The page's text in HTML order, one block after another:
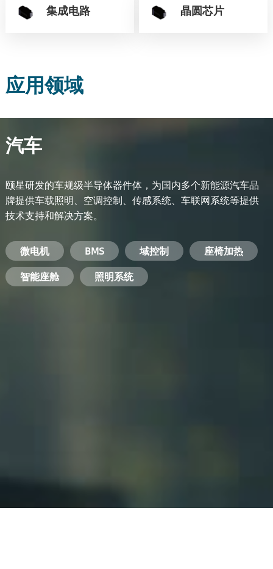
集成电路 晶圆芯片
应用领域
汽车
颐星研发的车规级半导体器件体，为国内多个新能源汽车品
牌提供车载照明、空调控制、传感系统、车联网系统等提供
技术支持和解决方案。
微电机 BMS 域控制
座椅加热
智能座舱
照明系统
电池管理系统
储能逆变器
工业电焊机 变频器
电机驱动
安防摄像头
开关电源 手机充电器
服务器电源
PC电源
电脑 手机 基站 机顶盒
智能农业 智能医疗
智能交通
智能家居